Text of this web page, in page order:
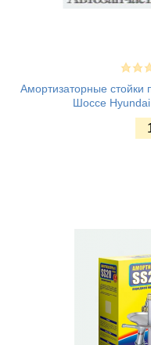
Амортизаторные стойки
Шоссе